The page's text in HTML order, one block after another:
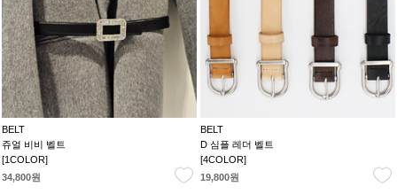
BELT
쥬얼 비비 벨트
[1COLOR]
34,800원
BELT
D 심플 레더 벨트
[4COLOR]
19,800원